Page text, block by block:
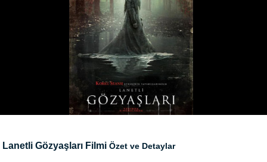
Lanetli Gözyaşları Filmi Özet ve Detaylar